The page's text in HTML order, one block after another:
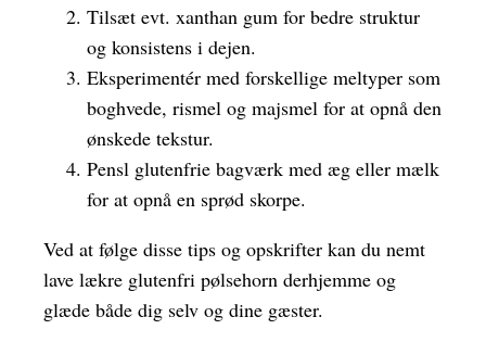
Tilsæt evt. xanthan gum for bedre struktur
og konsistens i dejen.
Eksperimentér med forskellige meltyper som
boghvede, rismel og majsmel for at opnå den
ønskede tekstur.
Pensl glutenfrie bagværk med æg eller mælk
for at opnå en sprød skorpe.
Ved at følge disse tips og opskrifter kan du nemt
lave lækre glutenfri pølsehorn derhjemme og
glæde både dig selv og dine gæster.